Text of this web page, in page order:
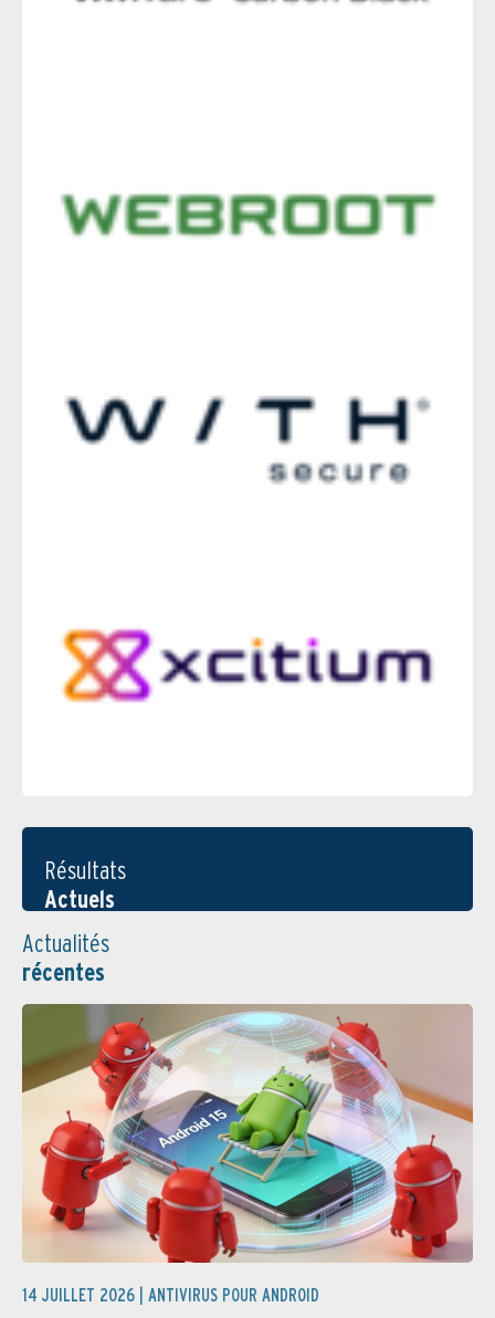
Résultats
Actuels
Actualités
récentes
14 JUILLET 2026 | ANTIVIRUS POUR ANDROID